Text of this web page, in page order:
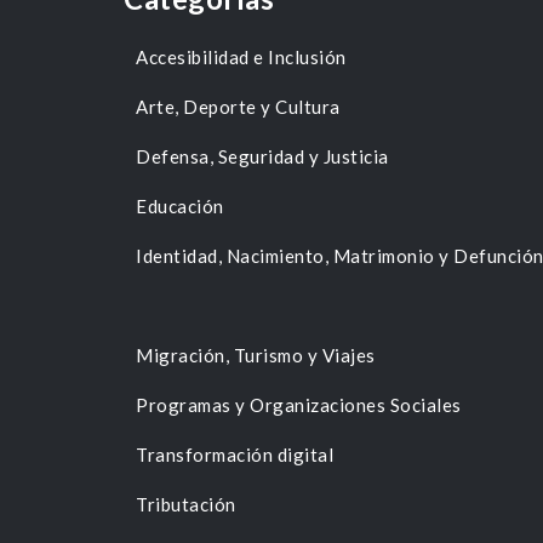
Accesibilidad e Inclusión
Arte, Deporte y Cultura
Defensa, Seguridad y Justicia
Educación
Identidad, Nacimiento, Matrimonio y Defunción
Migración, Turismo y Viajes
Programas y Organizaciones Sociales
Transformación digital
Tributación